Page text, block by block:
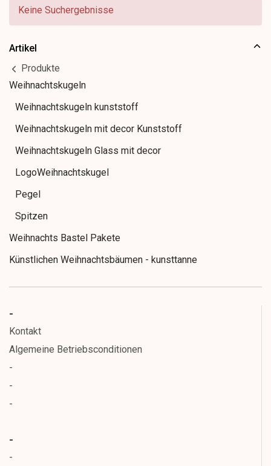
Keine Suchergebnisse
Artikel
Produkte
Weihnachtskugeln
Weihnachtskugeln kunststoff
Weihnachtskugeln mit decor Kunststoff
Weihnachtskugeln Glass mit decor
LogoWeihnachtskugel
Pegel
Spitzen
Weihnachts Bastel Pakete
Künstlichen Weihnachtsbäumen - kunsttanne
Weihnachtskränze
Weihnachts- Beleuchtung
Mega Weihnachtsbäumen
Weihnachtssterne
Wiehnachtsdecoration
-
Kontakt
Algemeine Betriebsconditionen
-
-
-
-
-